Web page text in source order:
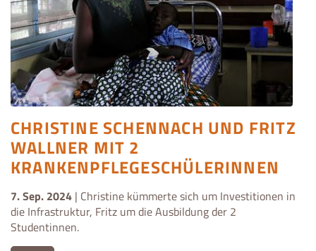
CHRISTINE SCHENNACH UND FRITZ
WALLNER MIT 2
KRANKENPFLEGESCHÜLERINNEN
7. Sep. 2024 | Christine kümmerte sich um Investitionen in
die Infrastruktur, Fritz um die Ausbildung der 2
Studentinnen.